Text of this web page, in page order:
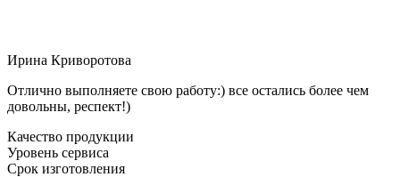
Ирина Криворотова
Отлично выполняете свою работу:) все остались более чем
довольны, респект!)
Качество продукции
Уровень сервиса
Срок изготовления